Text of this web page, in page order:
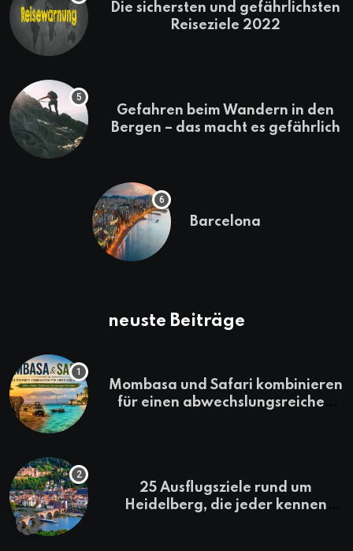
Die sichersten und gefährlichsten
Reiseziele 2022
Gefahren beim Wandern in den
Bergen – das macht es gefährlich
Barcelona
neuste Beiträge
Mombasa und Safari kombinieren
für einen abwechslungsreichen
25 Ausflugsziele rund um
Heidelberg, die jeder kennen